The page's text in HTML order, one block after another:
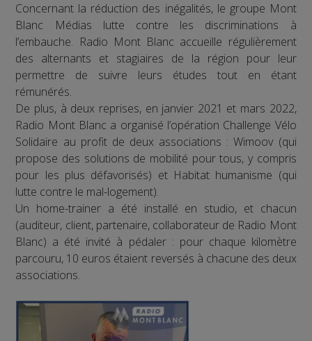
Concernant la réduction des inégalités, le groupe Mont
Blanc Médias lutte contre les discriminations à
l’embauche. Radio Mont Blanc accueille régulièrement
des alternants et stagiaires de la région pour leur
permettre de suivre leurs études tout en étant
rémunérés.
De plus, à deux reprises, en janvier 2021 et mars 2022,
Radio Mont Blanc a organisé l’opération Challenge Vélo
Solidaire au profit de deux associations : Wimoov (qui
propose des solutions de mobilité pour tous, y compris
pour les plus défavorisés) et Habitat humanisme (qui
lutte contre le mal-logement).
Un home-trainer a été installé en studio, et chacun
(auditeur, client, partenaire, collaborateur de Radio Mont
Blanc) a été invité à pédaler : pour chaque kilomètre
parcouru, 10 euros étaient reversés à chacune des deux
associations.